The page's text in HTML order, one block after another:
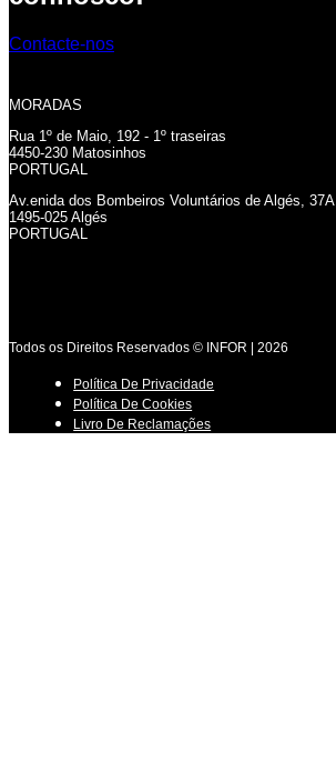
Contacte-nos
MORADAS
Rua 1º de Maio, 192 - 1º traseiras
4450-230 Matosinhos
PORTUGAL
Av.enida dos Bombeiros Voluntários de Algés, 37A
1495-025 Algés
PORTUGAL
Todos os Direitos Reservados © INFOR | 2026
Política De Privacidade
Política De Cookies
Livro De Reclamações